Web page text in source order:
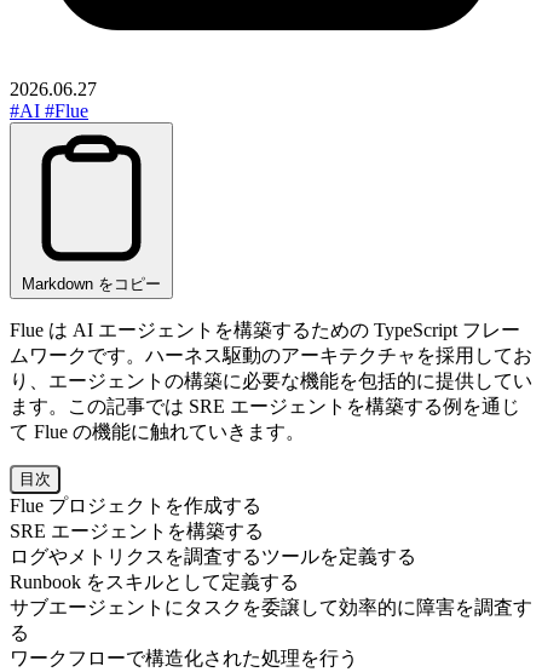
2026.06.27
#AI #Flue
Markdown をコピー
Flue は AI エージェントを構築するための TypeScript フレー
ムワークです。ハーネス駆動のアーキテクチャを採用してお
り、エージェントの構築に必要な機能を包括的に提供してい
ます。この記事では SRE エージェントを構築する例を通じ
て Flue の機能に触れていきます。
目次
Flue プロジェクトを作成する
SRE エージェントを構築する
ログやメトリクスを調査するツールを定義する
Runbook をスキルとして定義する
サブエージェントにタスクを委譲して効率的に障害を調査す
る
ワークフローで構造化された処理を行う